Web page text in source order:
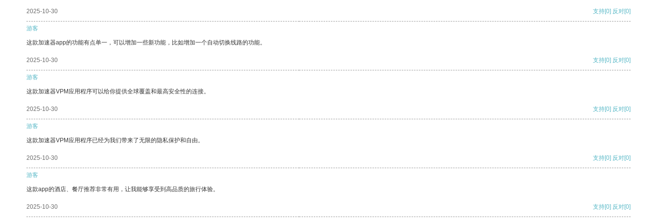
2025-10-30 支持[0] 反对[0]
游客
这款加速器app的功能有点单一，可以增加一些新功能，比如增加一个自动切换线路的功能。
2025-10-30 支持[0] 反对[0]
游客
这款加速器VPM应用程序可以给你提供全球覆盖和最高安全性的连接。
2025-10-30 支持[0] 反对[0]
游客
这款加速器VPM应用程序已经为我们带来了无限的隐私保护和自由。
2025-10-30 支持[0] 反对[0]
游客
这款app的酒店、餐厅推荐非常有用，让我能够享受到高品质的旅行体验。
2025-10-30 支持[0] 反对[0]